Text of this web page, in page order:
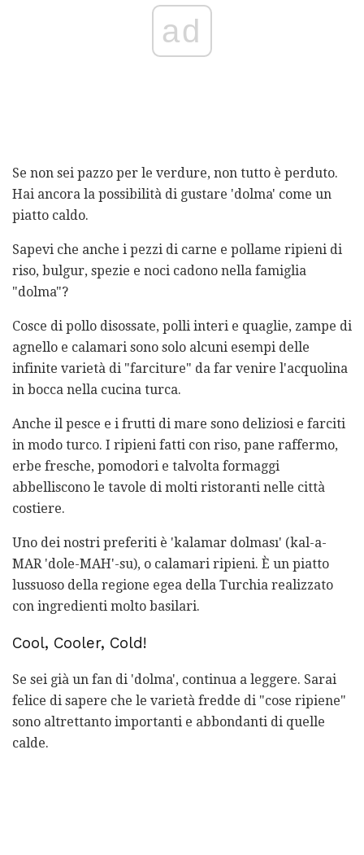
ad
Se non sei pazzo per le verdure, non tutto è perduto.
Hai ancora la possibilità di gustare 'dolma' come un
piatto caldo.
Sapevi che anche i pezzi di carne e pollame ripieni di
riso, bulgur, spezie e noci cadono nella famiglia
"dolma"?
Cosce di pollo disossate, polli interi e quaglie, zampe di
agnello e calamari sono solo alcuni esempi delle
infinite varietà di "farciture" da far venire l'acquolina
in bocca nella cucina turca.
Anche il pesce e i frutti di mare sono deliziosi e farciti
in modo turco. I ripieni fatti con riso, pane raffermo,
erbe fresche, pomodori e talvolta formaggi
abbelliscono le tavole di molti ristoranti nelle città
costiere.
Uno dei nostri preferiti è 'kalamar dolması' (kal-a-
MAR 'dole-MAH'-su), o calamari ripieni. È un piatto
lussuoso della regione egea della Turchia realizzato
con ingredienti molto basilari.
Cool, Cooler, Cold!
Se sei già un fan di 'dolma', continua a leggere. Sarai
felice di sapere che le varietà fredde di "cose ​​ripiene"
sono altrettanto importanti e abbondanti di quelle
calde.